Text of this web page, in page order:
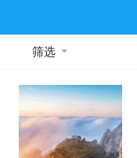
筛选